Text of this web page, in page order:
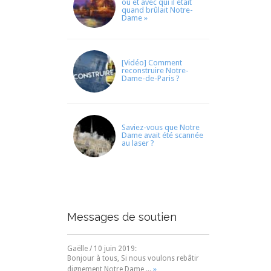
où et avec qui il était
quand brûlait Notre-
Dame »
[Vidéo] Comment
reconstruire Notre-
Dame-de-Paris ?
Saviez-vous que Notre
Dame avait été scannée
au laser ?
Messages de soutien
Martine / 5 mai 2019:
O' Belle Cathédrale de Notre Mère MARIE,
par ce mois...»